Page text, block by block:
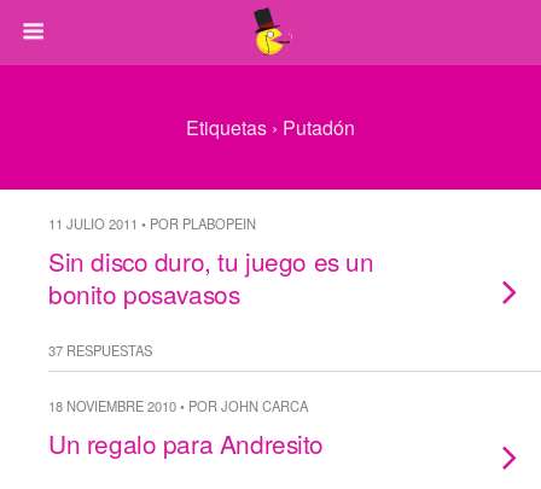
Etiquetas › Putadón
11 JULIO 2011 • POR PLABOPEIN
Sin disco duro, tu juego es un
bonito posavasos
37 RESPUESTAS
18 NOVIEMBRE 2010 • POR JOHN CARCA
Un regalo para Andresito